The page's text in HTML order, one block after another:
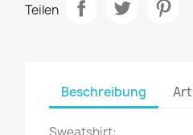
Teilen
Beschreibung